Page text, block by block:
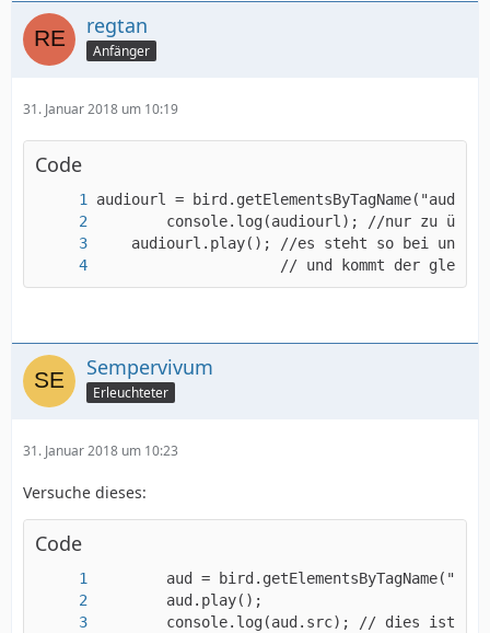
regtan
Anfänger
31. Januar 2018 um 10:19
Code
// und kommt der
Sempervivum
Erleuchteter
31. Januar 2018 um 10:23
Versuche dieses:
Code
console.log(aud.src); // dies ist